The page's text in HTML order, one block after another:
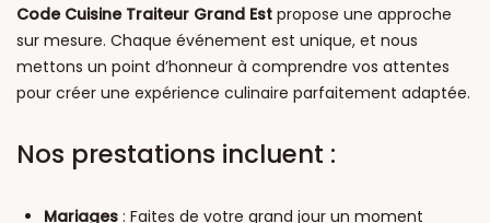
Code Cuisine Traiteur Grand Est propose une approche
sur mesure. Chaque événement est unique, et nous
mettons un point d’honneur à comprendre vos attentes
pour créer une expérience culinaire parfaitement adaptée.
Nos prestations incluent :
Mariages : Faites de votre grand jour un moment